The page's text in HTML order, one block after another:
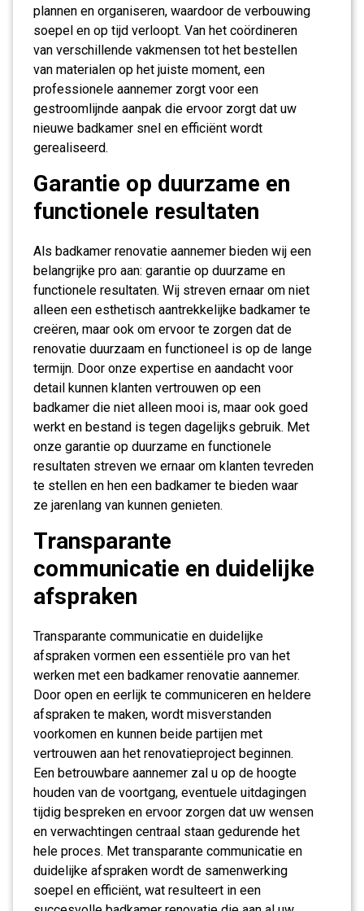
plannen en organiseren, waardoor de verbouwing
soepel en op tijd verloopt. Van het coördineren
van verschillende vakmensen tot het bestellen
van materialen op het juiste moment, een
professionele aannemer zorgt voor een
gestroomlijnde aanpak die ervoor zorgt dat uw
nieuwe badkamer snel en efficiënt wordt
gerealiseerd.
Garantie op duurzame en
functionele resultaten
Als badkamer renovatie aannemer bieden wij een
belangrijke pro aan: garantie op duurzame en
functionele resultaten. Wij streven ernaar om niet
alleen een esthetisch aantrekkelijke badkamer te
creëren, maar ook om ervoor te zorgen dat de
renovatie duurzaam en functioneel is op de lange
termijn. Door onze expertise en aandacht voor
detail kunnen klanten vertrouwen op een
badkamer die niet alleen mooi is, maar ook goed
werkt en bestand is tegen dagelijks gebruik. Met
onze garantie op duurzame en functionele
resultaten streven we ernaar om klanten tevreden
te stellen en hen een badkamer te bieden waar
ze jarenlang van kunnen genieten.
Transparante
communicatie en duidelijke
afspraken
Transparante communicatie en duidelijke
afspraken vormen een essentiële pro van het
werken met een badkamer renovatie aannemer.
Door open en eerlijk te communiceren en heldere
afspraken te maken, wordt misverstanden
voorkomen en kunnen beide partijen met
vertrouwen aan het renovatieproject beginnen.
Een betrouwbare aannemer zal u op de hoogte
houden van de voortgang, eventuele uitdagingen
tijdig bespreken en ervoor zorgen dat uw wensen
en verwachtingen centraal staan gedurende het
hele proces. Met transparante communicatie en
duidelijke afspraken wordt de samenwerking
soepel en efficiënt, wat resulteert in een